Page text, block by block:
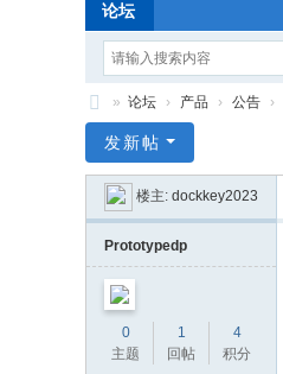
论坛
P
» 论坛 › 产品 › 公告 ›
发新帖
楼主: dockkey2023
Prototypedp
0
主题
1
回帖
4
积分